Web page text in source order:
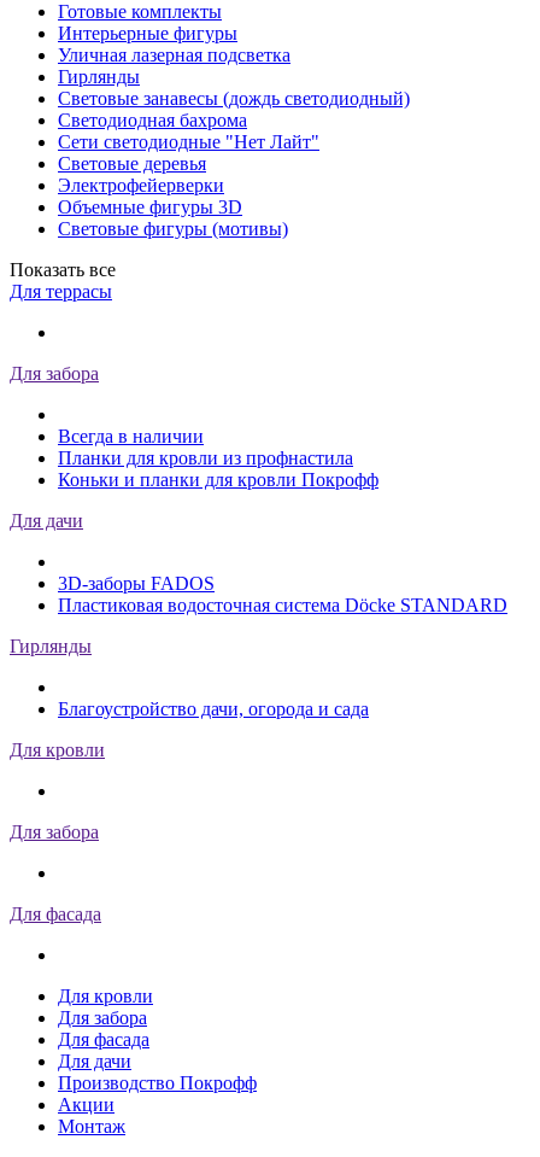
Готовые комплекты
Интерьерные фигуры
Уличная лазерная подсветка
Гирлянды
Световые занавесы (дождь светодиодный)
Светодиодная бахрома
Сети светодиодные "Нет Лайт"
Световые деревья
Электрофейерверки
Объемные фигуры 3D
Световые фигуры (мотивы)
Показать все
Для террасы
Для забора
Всегда в наличии
Планки для кровли из профнастила
Коньки и планки для кровли Покрофф
Для дачи
3D-заборы FADOS
Пластиковая водосточная система Döcke STANDARD
Гирлянды
Благоустройство дачи, огорода и сада
Для кровли
Для забора
Для фасада
Для кровли
Для забора
Для фасада
Для дачи
Производство Покрофф
Акции
Монтаж